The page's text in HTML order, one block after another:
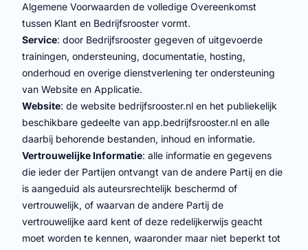
Algemene Voorwaarden de volledige Overeenkomst
tussen Klant en Bedrijfsrooster vormt.
Service: door Bedrijfsrooster gegeven of uitgevoerde
trainingen, ondersteuning, documentatie, hosting,
onderhoud en overige dienstverlening ter ondersteuning
van Website en Applicatie.
Website: de website bedrijfsrooster.nl en het publiekelijk
beschikbare gedeelte van app.bedrijfsrooster.nl en alle
daarbij behorende bestanden, inhoud en informatie.
Vertrouwelijke Informatie: alle informatie en gegevens
die ieder der Partijen ontvangt van de andere Partij en die
is aangeduid als auteursrechtelijk beschermd of
vertrouwelijk, of waarvan de andere Partij de
vertrouwelijke aard kent of deze redelijkerwijs geacht
moet worden te kennen, waaronder maar niet beperkt tot